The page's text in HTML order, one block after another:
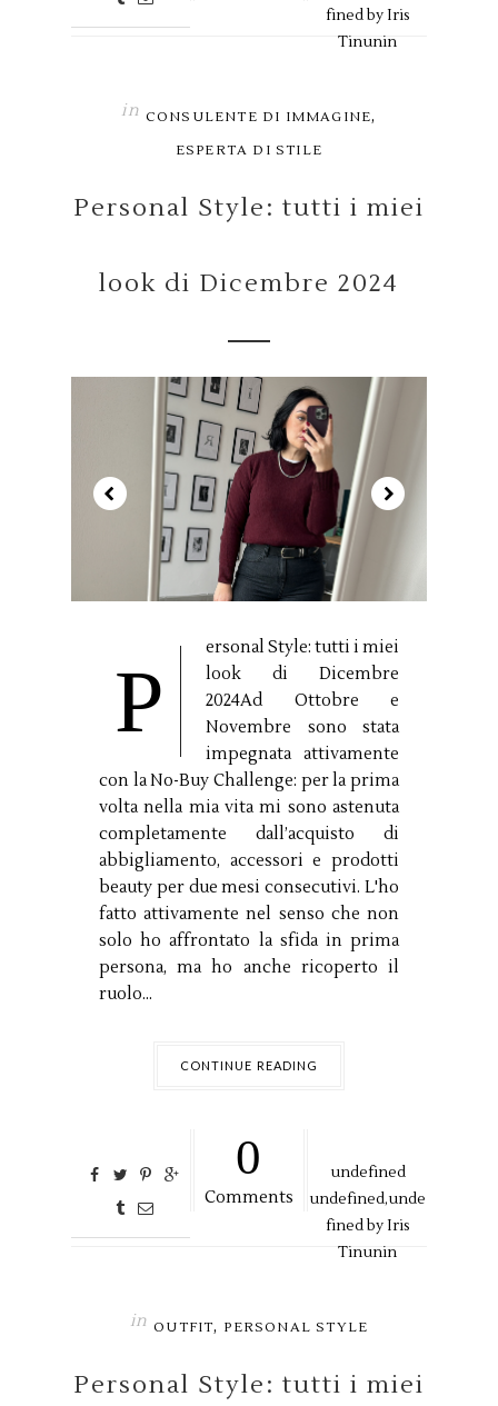
fined byIris
Tinunin
in CONSULENTE DI IMMAGINE,
ESPERTA DI STILE
Personal Style: tutti i miei
look di Dicembre 2024
P
ersonal Style: tutti i miei
look di Dicembre
2024Ad Ottobre e
Novembre sono stata
impegnata attivamente
con la No-Buy Challenge: per la prima
volta nella mia vita mi sono astenuta
completamente dall’acquisto di
abbigliamento, accessori e prodotti
beauty per due mesi consecutivi. L'ho
fatto attivamente nel senso che non
solo ho affrontato la sfida in prima
persona, ma ho anche ricoperto il
ruolo...
CONTINUE READING
0
Comments
undefined
undefined,unde
fined byIris
Tinunin
in OUTFIT, PERSONAL STYLE
Personal Style: tutti i miei